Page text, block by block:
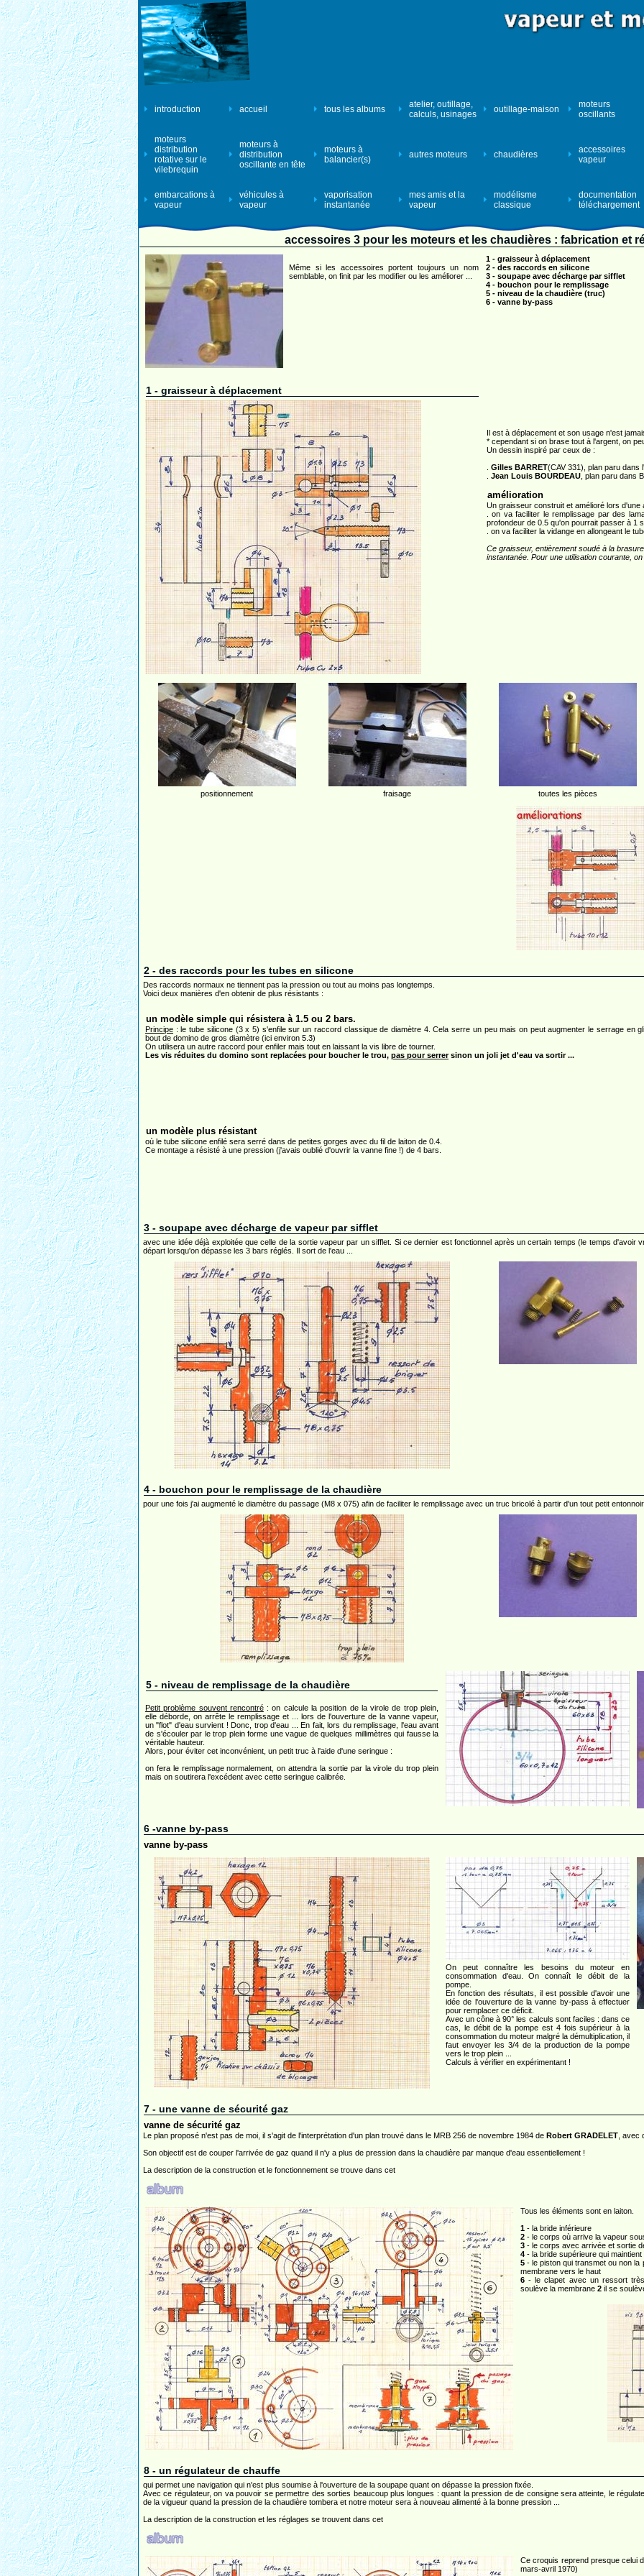
introduction accueil tous les albums
atelier, outillage,
calculs, usinages
outillage-maison
moteurs
oscillants
moteurs
distribution
rotative sur le
vilebrequin
moteurs à
distribution
oscillante en tête
moteurs à
balancier(s)
autres moteurs chaudières
accessoires
vapeur
embarcations à
vapeur
véhicules à
vapeur
vaporisation
instantanée
mes amis et la
vapeur
modélisme
classique
documentation
téléchargement
accessoires 3 pour les moteurs et les chaudières : fabrication et
Même si les accessoires portent toujours un nom
semblable, on finit par les modifier ou les améliorer ...
1 - graisseur à déplacement
2 - des raccords en silicone
3 - soupape avec décharge par sifflet
4 - bouchon pour le remplissage
5 - niveau de la chaudière (truc)
6 - vanne by-pass
1 - graisseur à déplacement
Il est à déplacement et son usage n'est
* cependant si on brase tout à l'argent, on
Un dessin inspiré par ceux de :
Gilles BARRET(CAV 331), plan paru dans
Jean Louis BOURDEAU , plan paru dans
amélioration
Un graisseur construit et amélioré lors d'une
. on va faciliter le remplissage par des
profondeur de 0.5 qu'on pourrait passer à 1
. on va faciliter la vidange en allongeant le
Ce graisseur, entièrement soudé à la
instantanée. Pour une utilisation courante,
positionnement fraisage toutes les pièces
2 - des raccords pour les tubes en silicone
Des raccords normaux ne tiennent pas la pression ou tout au moins pas longtemps.
Voici deux manières d'en obtenir de plus résistants :
un modèle simple qui résistera à 1.5 ou 2 bars.
Principe : le tube silicone (3 x 5) s'enfile sur un raccord classique de diamètre 4. Cela serre un peu mais on peut augmenter le serrage en
bout de domino de gros diamètre (ici environ 5.3)
On utilisera un autre raccord pour enfiler mais tout en laissant la vis libre de tourner.
Les vis réduites du domino sont replacées pour boucher le trou, pas pour serrersinon un joli jet d'eau va sortir ...
un modèle plus résistant
où le tube silicone enfilé sera serré dans de petites gorges avec du fil de laiton de 0.4.
Ce montage a résisté à une pression (j'avais oublié d'ouvrir la vanne fine !) de 4 bars.
3 - soupape avec décharge de vapeur par sifflet
avec une idée déjà exploitée que celle de la sortie vapeur par un sifflet. Si ce dernier est fonctionnel après un certain temps (le temps d'avoir
départ lorsqu'on dépasse les 3 bars réglés. Il sort de l'eau ...
4 - bouchon pour le remplissage de la chaudière
pour une fois j'ai augmenté le diamètre du passage (M8 x 075) afin de faciliter le remplissage avec un truc bricolé à partir d'un tout petit
5 - niveau de remplissage de la chaudière
Petit problème souvent rencontré: on calcule la position de la virole de trop plein,
elle déborde, on arrête le remplissage et ... lors de l'ouverture de la vanne vapeur,
un "flot" d'eau survient ! Donc, trop d'eau ... En fait, lors du remplissage, l'eau avant
de s'écouler par le trop plein forme une vague de quelques millimètres qui fausse la
véritable hauteur.
Alors, pour éviter cet inconvénient, un petit truc à l'aide d'une seringue :
on fera le remplissage normalement, on attendra la sortie par la virole du trop plein
mais on soutirera l'excédent avec cette seringue calibrée.
6 -vanne by-pass
vanne by-pass
On peut connaître les besoins du moteur en
consommation d'eau. On connaît le débit de la
pompe.
En fonction des résultats, il est possible d'avoir une
idée de l'ouverture de la vanne by-pass à effectuer
pour remplacer ce déficit.
Avec un cône à 90° les calculs sont faciles : dans ce
cas, le débit de la pompe est 4 fois supérieur à la
consommation du moteur malgré la démultiplication, il
faut envoyer les 3/4 de la production de la pompe
vers le trop plein ...
Calculs à vérifier en expérimentant !
7 - une vanne de sécurité gaz
vanne de sécurité gaz
Le plan proposé n'est pas de moi, il s'agit de l'interprétation d'un plan trouvé dans le MRB 256 de novembre 1984 de Robert GRADELET ,
Son objectif est de couper l'arrivée de gaz quand il n'y a plus de pression dans la chaudière par manque d'eau essentiellement !
La description de la construction et le fonctionnement se trouve dans cet
Tous les éléments sont en laiton.
1 - la bride inférieure
2 - le corps où arrive la vapeur
3 - le corps avec arrivée et sortie
4 - la bride supérieure qui
5 - le piston qui transmet ou non
membrane vers le haut
6 - le clapet avec un ressort
soulève la membrane 2 il se
8 - un régulateur de chauffe
qui permet une navigation qui n'est plus soumise à l'ouverture de la soupape quant on dépasse la pression fixée.
Avec ce régulateur, on va pouvoir se permettre des sorties beaucoup plus longues : quant la pression de de consigne sera atteinte, le
de la vigueur quand la pression de la chaudière tombera et notre moteur sera à nouveau alimenté à la bonne pression ...
La description de la construction et les réglages se trouvent dans cet
Ce croquis reprend presque celui
mars-avril 1970)